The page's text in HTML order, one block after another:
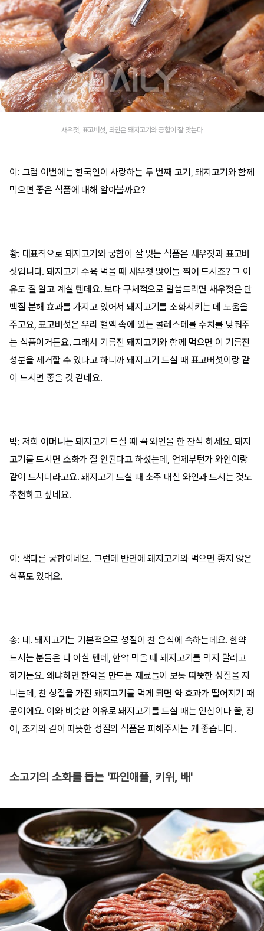
새우젓, 표고버섯, 와인은 돼지고기와 궁합이 잘 맞는다
이: 그럼 이번에는 한국인이 사랑하는 두 번째 고기, 돼지고기와 함께
먹으면 좋은 식품에 대해 알아볼까요?
황: 대표적으로 돼지고기와 궁합이 잘 맞는 식품은 새우젓과 표고버
섯입니다. 돼지고기 수육 먹을 때 새우젓 많이들 찍어 드시죠? 그 이
유도 잘 알고 계실 텐데요. 보다 구체적으로 말씀드리면 새우젓은 단
백질 분해 효과를 가지고 있어서 돼지고기를 소화시키는 데 도움을
주고요, 표고버섯은 우리 혈액 속에 있는 콜레스테롤 수치를 낮춰주
는 식품이거든요. 그래서 기름진 돼지고기와 함께 먹으면 이 기름진
성분을 제거할 수 있다고 하니까 돼지고기 드실 때 표고버섯이랑 같
이 드시면 좋을 것 같네요.
박: 저희 어머니는 돼지고기 드실 때 꼭 와인을 한 잔식 하세요. 돼지
고기를 드시면 소화가 잘 안된다고 하셨는데, 언제부턴가 와인이랑
같이 드시더라고요. 돼지고기 드실 때 소주 대신 와인과 드시는 것도
추천하고 싶네요.
이: 색다른 궁합이네요. 그런데 반면에 돼지고기와 먹으면 좋지 않은
식품도 있대요.
송: 네. 돼지고기는 기본적으로 성질이 찬 음식에 속하는데요. 한약
드시는 분들은 다 아실 텐데, 한약 먹을 때 돼지고기를 먹지 말라고
하거든요. 왜냐하면 한약을 만드는 재료들이 보통 따뜻한 성질을 지
니는데, 찬 성질을 가진 돼지고기를 먹게 되면 약 효과가 떨어지기 때
문이에요. 이와 비슷한 이유로 돼지고기를 드실 때는 인삼이나 꿀, 장
어, 조기와 같이 따뜻한 성질의 식품은 피해주시는 게 좋습니다.
소고기의 소화를 돕는 '파인애플, 키위, 배'